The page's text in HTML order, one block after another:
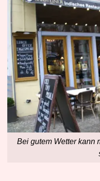
Bei gutem Wetter kann